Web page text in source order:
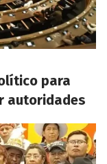
para
autoridades